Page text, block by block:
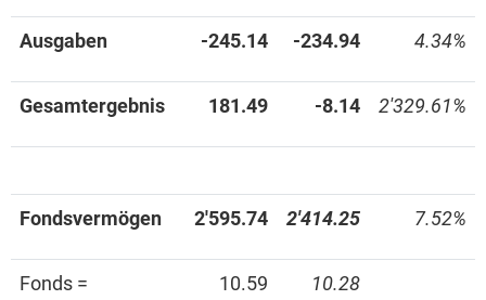
Ausgaben -245.14 -234.94 4.34%
Gesamtergebnis 181.49 -8.14 2'329.61%
Fondsvermögen 2'595.74 2'414.25 7.52%
Fonds =
10.59 10.28